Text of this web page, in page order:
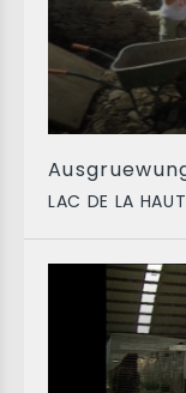
LAC DE LA